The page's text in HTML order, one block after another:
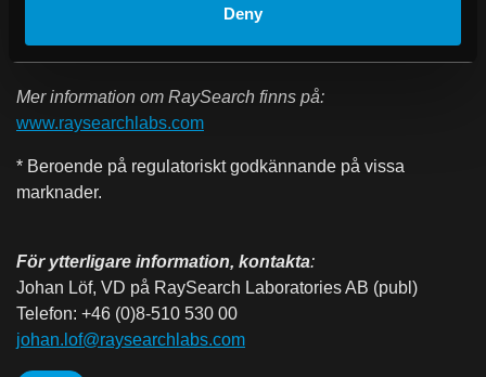
Deny
aktien är noterad på Nasdaq Stockholm sedan november
Mer information om RaySearch finns på:
www.raysearchlabs.com
* Beroende på regulatoriskt godkännande på vissa
marknader.
För ytterligare information, kontakta:
Johan Löf, VD på RaySearch Laboratories AB (publ)
Telefon: +46 (0)8-510 530 00
johan.lof@raysearchlabs.com